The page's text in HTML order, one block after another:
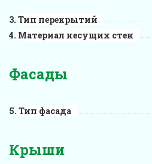
Тип перекрытий
Материал несущих стен
Фасады
Тип фасада
Крыши